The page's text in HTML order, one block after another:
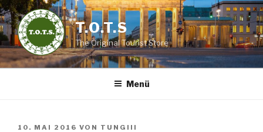
Zum
Inhalt
springen
T.O.T.S
The Original Tourist Store
Menü
VERÖFFENTLICHT
10. MAI 2016 VON TUNGIII